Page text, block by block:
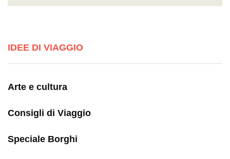
IDEE DI VIAGGIO
Arte e cultura
Consigli di Viaggio
Speciale Borghi